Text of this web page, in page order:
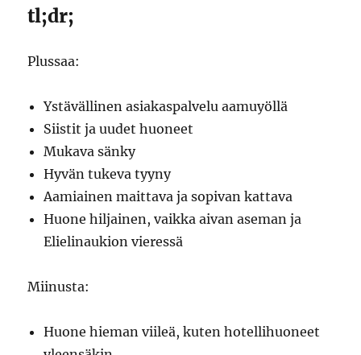
tl;dr;
Plussaa:
Ystävällinen asiakaspalvelu aamuyöllä
Siistit ja uudet huoneet
Mukava sänky
Hyvän tukeva tyyny
Aamiainen maittava ja sopivan kattava
Huone hiljainen, vaikka aivan aseman ja
Elielinaukion vieressä
Miinusta:
Huone hieman viileä, kuten hotellihuoneet